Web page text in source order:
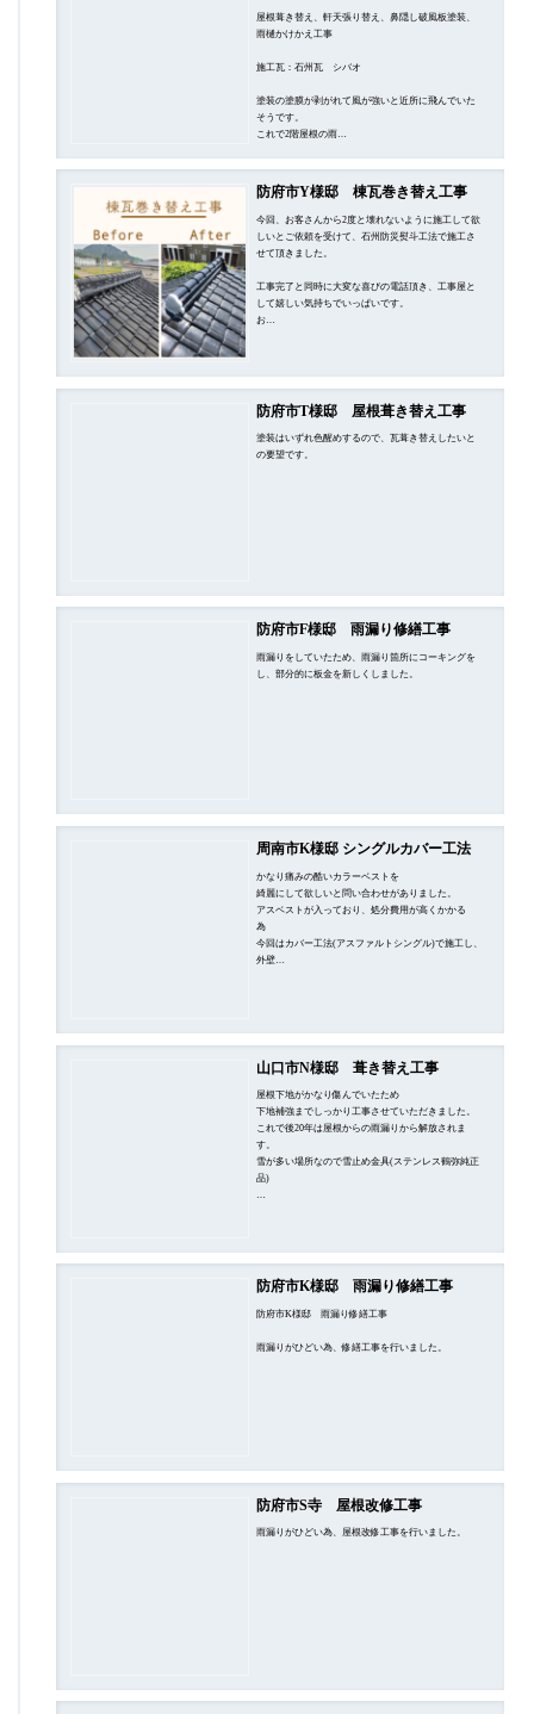
屋根葺き替え、軒天張り替え、鼻隠し破風板塗装、
雨樋かけかえ工事
施工瓦：石州瓦 シバオ
塗装の塗膜が剥がれて風が強いと近所に飛んでいた
そうです。
これで2階屋根の雨…
防府市Y様邸 棟瓦巻き替え工事
今回、お客さんから2度と壊れないように施工して欲
しいとご依頼を受けて、石州防災熨斗工法で施工さ
せて頂きました。
工事完了と同時に大変な喜びの電話頂き、工事屋と
して嬉しい気持ちでいっぱいです。
お…
防府市T様邸 屋根葺き替え工事
塗装はいずれ色醒めするので、瓦葺き替えしたいと
の要望です。
防府市F様邸 雨漏り修繕工事
雨漏りをしていたため、雨漏り箇所にコーキングを
し、部分的に板金を新しくしました。
周南市K様邸 シングルカバー工法
かなり痛みの酷いカラーベストを
綺麗にして欲しいと問い合わせがありました。
アスベストが入っており、処分費用が高くかかる
為
今回はカバー工法(アスファルトシングル)で施工し、
外壁…
山口市N様邸 葺き替え工事
屋根下地がかなり傷んでいたため
下地補強までしっかり工事させていただきました。
これで後20年は屋根からの雨漏りから解放されま
す。
雪が多い場所なので雪止め金具(ステンレス鶴弥純正
品)
…
防府市K様邸 雨漏り修繕工事
防府市K様邸 雨漏り修繕工事
雨漏りがひどい為、修繕工事を行いました。
防府市S寺 屋根改修工事
雨漏りがひどい為、屋根改修工事を行いました。